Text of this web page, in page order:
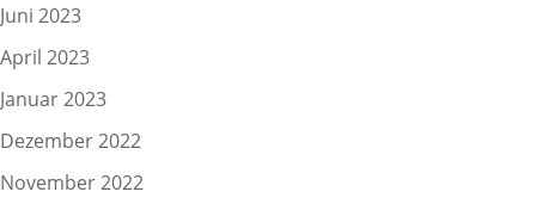
Juni 2023
April 2023
Januar 2023
Dezember 2022
November 2022